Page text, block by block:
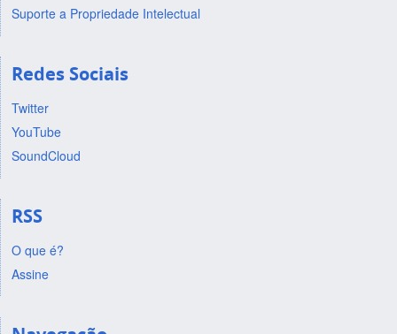
Suporte a Propriedade Intelectual
Redes Sociais
Twitter
YouTube
SoundCloud
RSS
O que é?
Assine